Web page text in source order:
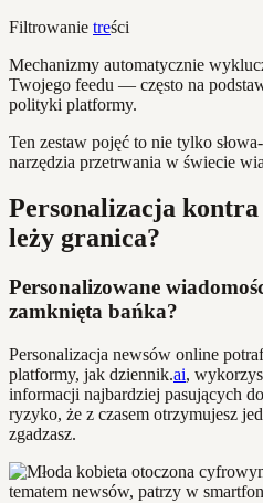
Filtrowanie treści
Mechanizmy automatycznie
Twojego feedu — często na
polityki platformy.
Ten zestaw pojęć to nie tylko
narzędzia przetrwania w świecie
Personalizacja
leży granica?
Personalizowane
zamknięta bańka?
Personalizacja newsów online
platformy, jak dziennik.ai,
informacji najbardziej pasujących
ryzyko, że z czasem otrzymujesz
zgadzasz.